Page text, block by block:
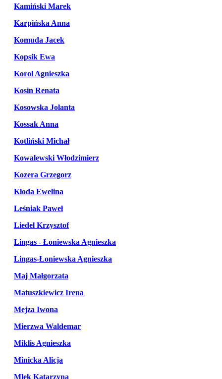
Kamiński Marek
Karpińska Anna
Komuda Jacek
Kopsik Ewa
Korol Agnieszka
Kosin Renata
Kosowska Jolanta
Kossak Anna
Kotliński Michał
Kowalewski Włodzimierz
Kozera Grzegorz
Kłoda Ewelina
Leśniak Paweł
Liedel Krzysztof
Lingas - Łoniewska Agnieszka
Lingas-Łoniewska Agnieszka
Maj Małgorzata
Matuszkiewicz Irena
Mejza Iwona
Mierzwa Waldemar
Miklis Agnieszka
Minicka Alicja
Mlek Katarzyna